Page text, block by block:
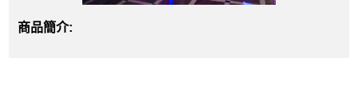
商品簡介: